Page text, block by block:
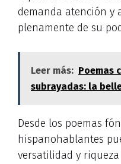
demanda atención y
plenamente de su
Leer más: Poemas
subrayadas: la
Desde los poemas
hispanohablantes
versatilidad y